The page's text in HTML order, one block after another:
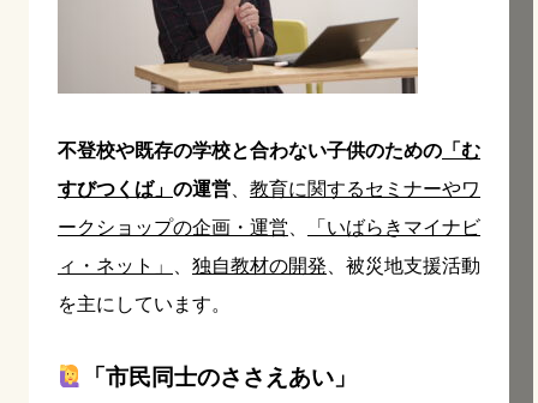
不登校や既存の学校と合わない子供のための 「む
すびつくば」 の運営
教育に関するセミナーやワ
ークショップの企画・運営
「いばらきマイナビ
ィ・ネット」
独自教材の開発 、被災地支援活動
を主にしています。
「市民同士のささえあい」